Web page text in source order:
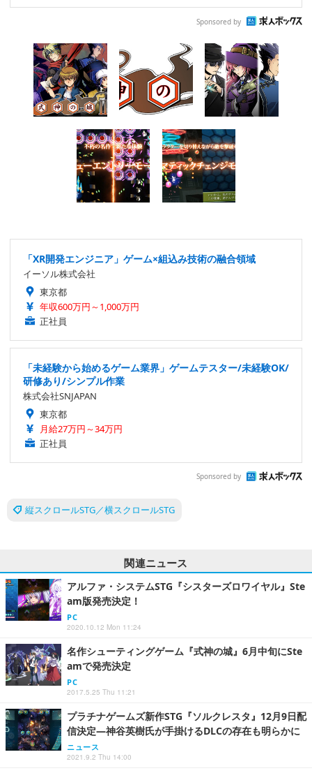
Sponsored by
「XR開発エンジニア」ゲーム×組込み技術の融合領域
イーソル株式会社
東京都
年収600万円～1,000万円
正社員
「未経験から始めるゲーム業界」ゲームテスター/未経験OK/
研修あり/シンプル作業
株式会社SNJAPAN
東京都
月給27万円～34万円
正社員
Sponsored by
縦スクロールSTG／横スクロールSTG
関連ニュース
アルファ・システムSTG『シスターズロワイヤル』Ste
am版発売決定！
PC
2020.10.12 Mon 11:24
名作シューティングゲーム『式神の城』6月中旬にSte
amで発売決定
PC
2017.5.25 Thu 11:21
プラチナゲームズ新作STG『ソルクレスタ』12月9日配
信決定―神谷英樹氏が手掛けるDLCの存在も明らかに
ニュース
2021.9.2 Thu 14:00